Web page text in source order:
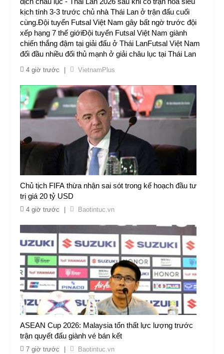
kịch tính 3-3 trước chủ nhà Thái Lan ở trận đấu cuối
cùng.Đội tuyển Futsal Việt Nam gây bất ngờ trước đội
xếp hạng 7 thế giớiĐội tuyển Futsal Việt Nam giành
chiến thắng đậm tại giải đấu ở Thái LanFutsal Việt Nam
đối đầu nhiều đối thủ mạnh ở giải châu lục tại Thái Lan
4 giờ trước VietnamPlus
Chủ tịch FIFA thừa nhận sai sót trong kế hoạch đầu tư
trị giá 20 tỷ USD
4 giờ trước Baotintuc.vn
ASEAN Cup 2026: Malaysia tổn thất lực lượng trước
trận quyết đấu giành vé bán kết
7 giờ trước Baotintuc.vn